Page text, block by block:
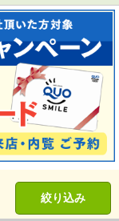
絞り込み